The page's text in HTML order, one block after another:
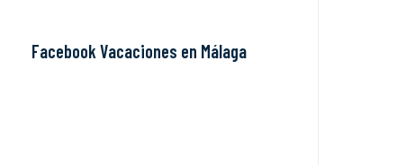
Facebook Vacaciones en Málaga